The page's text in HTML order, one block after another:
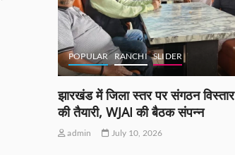
POPULAR RANCHI SLIDER
झारखंड में जिला स्तर पर संगठन विस्तार
की तैयारी, WJAI की बैठक संपन्न
admin July 10, 2026